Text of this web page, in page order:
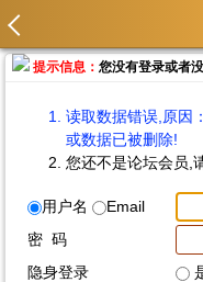
提示信息：您没有登录或者
读取数据错误,原因
或数据已被删除!
您还不是论坛会员,
用户名
Email
密 码
隐身登录